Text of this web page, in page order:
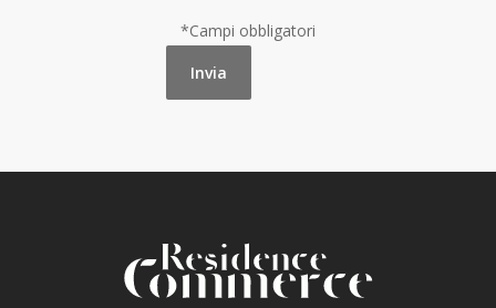
*Campi obbligatori